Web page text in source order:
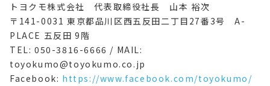
トヨクモ株式会社 代表取締役社長 山本 裕次
〒141-0031 東京都品川区西五反田二丁目27番3号 A-
PLACE 五反田 9階
TEL: 050-3816-6666 / MAIL:
toyokumo@toyokumo.co.jp
Facebook: https://www.facebook.com/toyokumo/